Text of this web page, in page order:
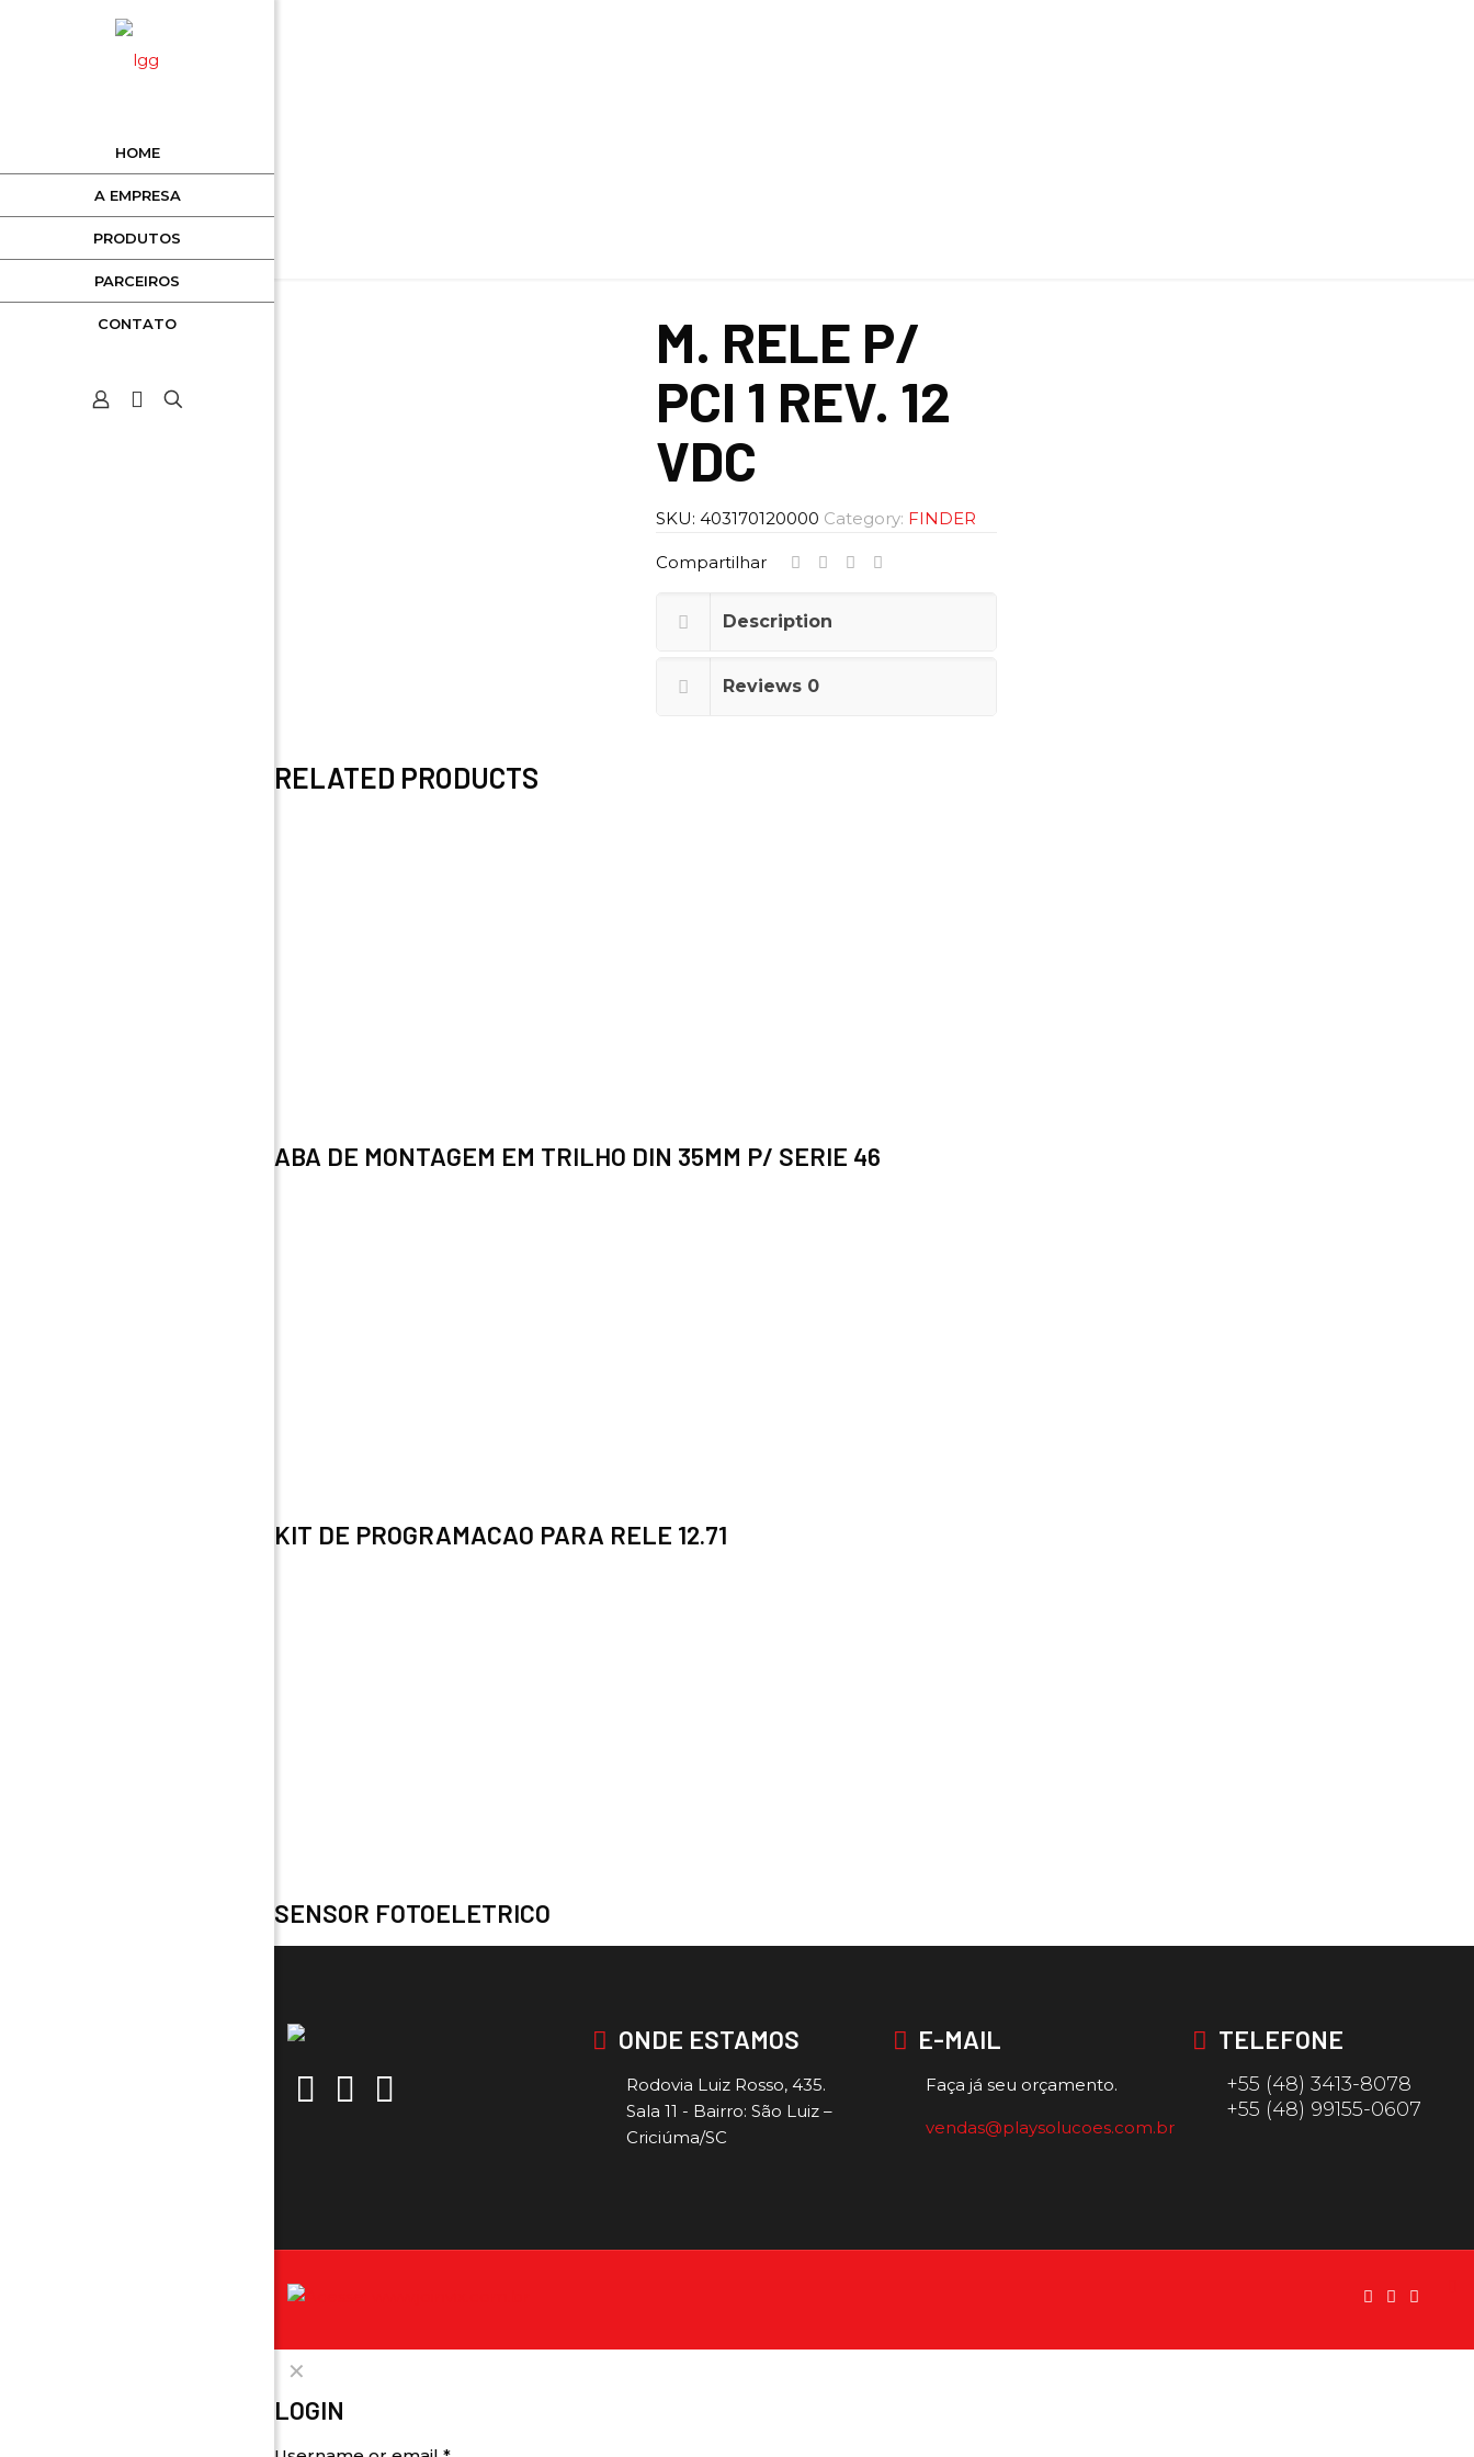
HOME
A EMPRESA
PRODUTOS
PARCEIROS
CONTATO
M. RELE P/
PCI 1 REV. 12
VDC
SKU: 403170120000 Category: FINDER
Compartilhar
Description
Reviews 0
RELATED PRODUCTS
ABA DE MONTAGEM EM TRILHO DIN 35MM P/ SERIE 46
KIT DE PROGRAMACAO PARA RELE 12.71
SENSOR FOTOELETRICO
ONDE ESTAMOS
Rodovia Luiz Rosso, 435.
Sala 11 - Bairro: São Luiz –
Criciúma/SC
E-MAIL
Faça já seu orçamento.
vendas@playsolucoes.com.br
TELEFONE
+55 (48) 3413-8078
+55 (48) 99155-0607
✕
LOGIN